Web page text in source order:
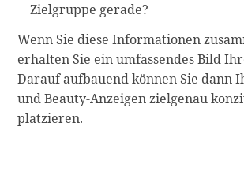
Zielgruppe gerade?
Wenn Sie diese Informationen
erhalten Sie ein umfassendes Bild
Darauf aufbauend können Sie dann
und Beauty-Anzeigen zielgenau
platzieren.